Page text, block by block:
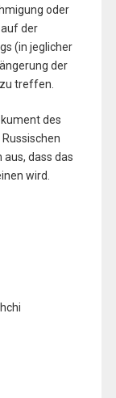
oder
der
(in jeglicher
der
treffen.
des
dass das
wird.